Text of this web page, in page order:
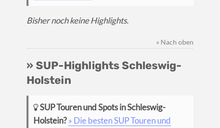
Bisher noch keine Highlights.
» Nach oben
» SUP-Highlights Schleswig-
Holstein
SUP Touren und Spots in Schleswig-
Holstein?» Die besten SUP Touren und